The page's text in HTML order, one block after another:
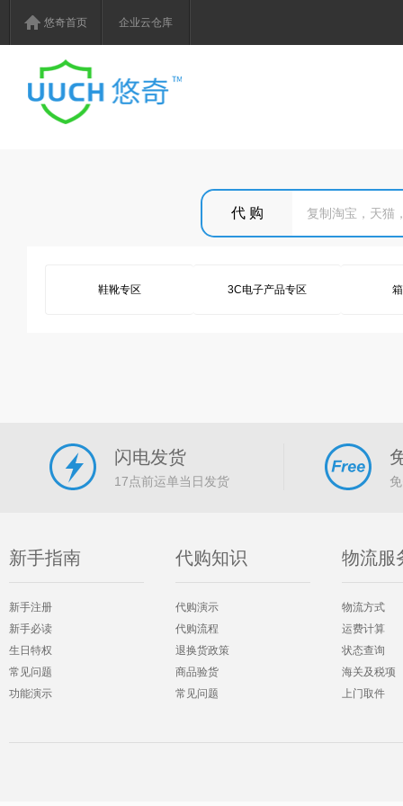
悠奇首页 企业云仓库
鞋靴专区 3C电子产品专区
闪电发货
17点前运单当日发货
新手指南
新手注册
新手必读
生日特权
常见问题
功能演示
代购知识
代购演示
代购流程
退换货政策
商品验货
常见问题
物流服
物流方式
运费计算
状态查询
海关及税项
上门取件